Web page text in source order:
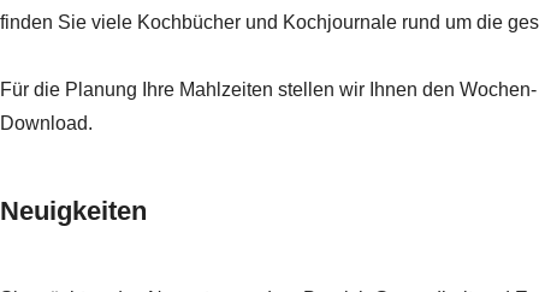
finden Sie viele Kochbücher und Kochjournale rund um die
Für die Planung Ihre Mahlzeiten stellen wir Ihnen den
Download.
Neuigkeiten